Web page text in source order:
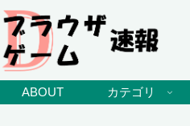
ABOUT カテゴリ